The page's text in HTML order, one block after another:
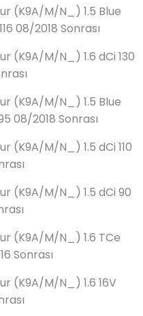
(K9A/M/N_) 1.5 Blue
08/2018 Sonrası
(K9A/M/N_) 1.6 dCi 130
(K9A/M/N_) 1.5 Blue
08/2018 Sonrası
(K9A/M/N_) 1.5 dCi 110
(K9A/M/N_) 1.5 dCi 90
(K9A/M/N_) 1.6 TCe
Sonrası
(K9A/M/N_) 1.6 16V